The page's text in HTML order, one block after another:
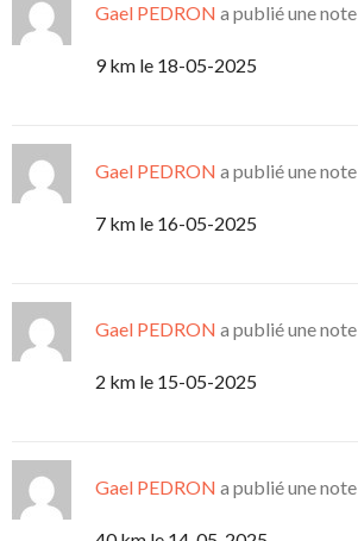
Gael PEDRON a publié une note
9 km le 18-05-2025
Gael PEDRON a publié une note
7 km le 16-05-2025
Gael PEDRON a publié une note
2 km le 15-05-2025
Gael PEDRON a publié une note